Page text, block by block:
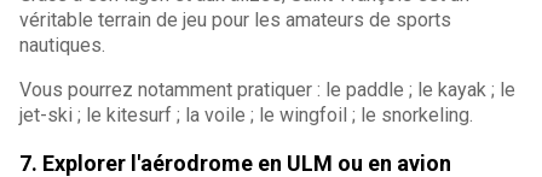
véritable terrain de jeu pour les amateurs de sports
nautiques.
Vous pourrez notamment pratiquer : le paddle ; le kayak ; le
jet-ski ; le kitesurf ; la voile ; le wingfoil ; le snorkeling.
7. Explorer l'aérodrome en ULM ou en avion